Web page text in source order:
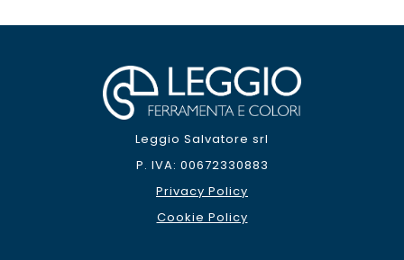
Leggio Salvatore srl
P. IVA: 00672330883
Privacy Policy
Cookie Policy